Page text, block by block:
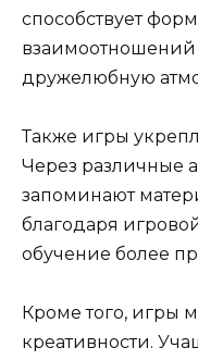
способствует
дружелюбную
Также игры
Через различные
запоминают
благодаря
обучение более
Кроме того, игры
креативности.